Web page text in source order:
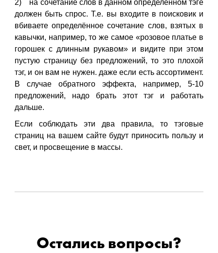
2) на сочетание слов в данном определённом тэге
должен быть спрос. Т.е. вы входите в поисковик и
вбиваете определённое сочетание слов, взятых в
кавычки, например, то же самое «розовое платье в
горошек с длинным рукавом» и видите при этом
пустую страницу без предложений, то это плохой
тэг, и он вам не нужен. даже если есть ассортимент.
В случае обратного эффекта, например, 5-10
предложений, надо брать этот тэг и работать
дальше.
Если соблюдать эти два правила, то тэговые
страниц на вашем сайте будут приносить пользу и
свет, и просвещение в массы.
Остались вопросы?